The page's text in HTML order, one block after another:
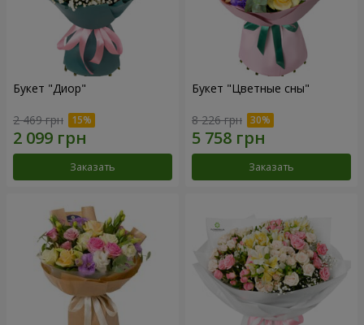
Букет "Диор"
2 469 грн
Заказать
Букет "Цветные сны"
8 226 грн
Заказать